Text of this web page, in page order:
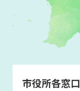
市役所各窓口